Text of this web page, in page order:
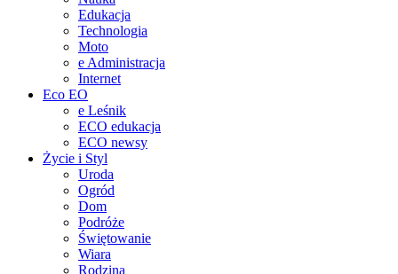
Edukacja
Technologia
Moto
e Administracja
Internet
Eco EO
e Leśnik
ECO edukacja
ECO newsy
Życie i Styl
Uroda
Ogród
Dom
Podróże
Świętowanie
Wiara
Rodzina